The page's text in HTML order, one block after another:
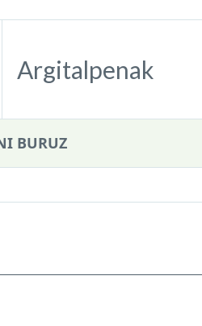
Argitalpenak
BURUZ